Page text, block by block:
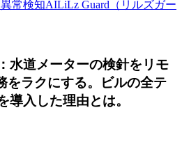
常検知AILiLz Guard（リルズガー
水道メーターの検針をリモ
をラクにする。ビルの全テ
導入した理由とは。